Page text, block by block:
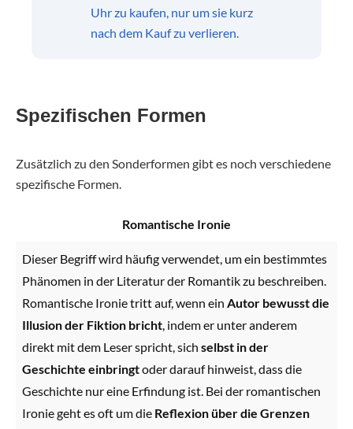
Uhr zu kaufen, nur um sie kurz
nach dem Kauf zu verlieren.
Spezifischen Formen
Zusätzlich zu den Sonderformen gibt es noch verschiedene
spezifische Formen.
Romantische Ironie
Dieser Begriff wird häufig verwendet, um ein bestimmtes
Phänomen in der Literatur der Romantik zu beschreiben.
Romantische Ironie tritt auf, wenn ein Autor bewusst die
Illusion der Fiktion bricht , indem er unter anderem
direkt mit dem Leser spricht, sich selbst in der
Geschichte einbringtoder darauf hinweist, dass die
Geschichte nur eine Erfindung ist. Bei der romantischen
Ironie geht es oft um die Reflexion über die Grenzen